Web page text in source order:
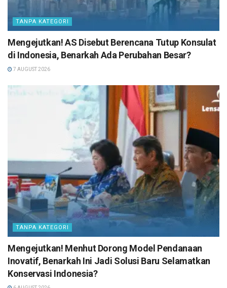
TANPA KATEGORI
Mengejutkan! AS Disebut Berencana Tutup Konsulat
di Indonesia, Benarkah Ada Perubahan Besar?
7 AUGUST 2026
TANPA KATEGORI
Mengejutkan! Menhut Dorong Model Pendanaan
Inovatif, Benarkah Ini Jadi Solusi Baru Selamatkan
Konservasi Indonesia?